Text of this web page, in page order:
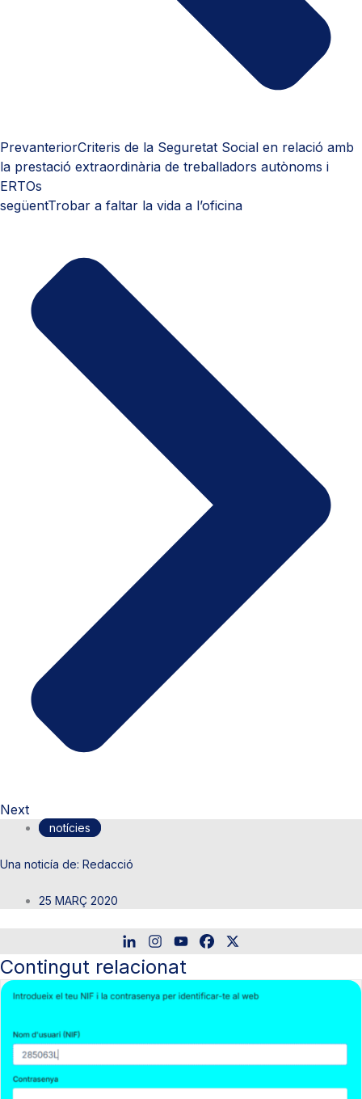
PrevanteriorCriteris de la Seguretat Social en relació amb
la prestació extraordinària de treballadors autònoms i
ERTOs
següentTrobar a faltar la vida a l’oficina
Next
notícies
Redacció
25 MARÇ 2020
Contingut relacionat